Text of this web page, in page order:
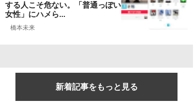
する人こそ危ない。「普通っぽい
女性」にハメら...
橋本未来
新着記事をもっと見る